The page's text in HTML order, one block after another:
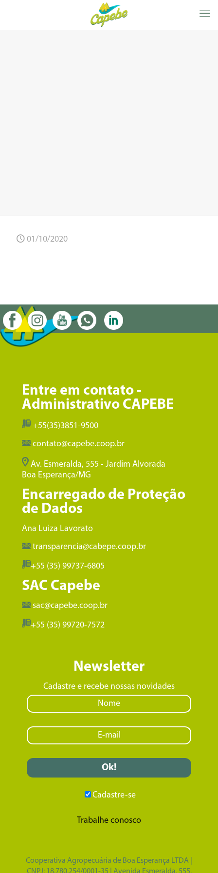
01/10/2020
Entre em contato -
Administrativo CAPEBE
+55(35)3851-9500
contato@capebe.coop.br
Av. Esmeralda, 555 - Jardim Alvorada
Boa Esperança/MG
Encarregado de Proteção
de Dados
Ana Luiza Lavorato
transparencia@cabepe.coop.br
+55 (35) 99737-6805
SAC Capebe
sac@capebe.coop.br
+55 (35) 99720-7572
Newsletter
Cadastre e recebe nossas novidades
Cadastre-se
Trabalhe conosco
Cooperativa Agropecuária de Boa Esperança LTDA |